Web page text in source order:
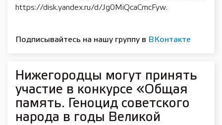
https://disk.yandex.ru/d/Jg0MiQcaCmcFyw.
Подписывайтесь на нашу группу в ВКонтакте
Нижегородцы могут принять
участие в конкурсе «Общая
память. Геноцид советского
народа в годы Великой